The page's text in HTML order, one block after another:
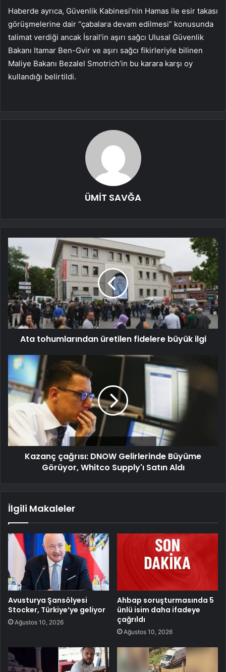
Haberde ayrıca, Güvenlik Kabinesi’nin Hamas ile esir takası
görüşmelerine dair “çabalara devam edilmesi” konusunda
talimat verdiği ancak İsrail’in aşırı sağcı Ulusal Güvenlik
Bakanı Itamar Ben-Gvir ve aşırı sağcı fikirleriyle bilinen
Maliye Bakanı Bezalel Smotrich’in bu karara karşı oy
kullandığı belirtildi.
ÜMİT SAVĞA
Ata tohumlarından üretilen fidelere büyük ilgi
Kazanç çağrısı: DNOW Gelirlerinde Büyüme
Görüyor, Whitco Supply'ı Satın Aldı
İlgili Makaleler
Avusturya Şansölyesi
Stocker, Türkiye’ye geliyor
Ağustos 10, 2026
Ahbap soruşturmasında 5
ünlü isim daha ifadeye
çağrıldı
Ağustos 10, 2026